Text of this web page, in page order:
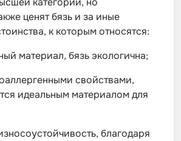
ценят бязь и за иные
к которым относятся:
материал, бязь экологична;
свойствами,
идеальным материалом для
благодаря